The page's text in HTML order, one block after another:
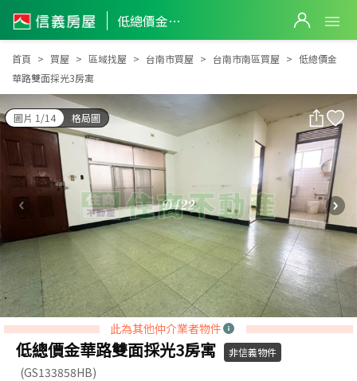
低總價金華路雙面採光3房寓
低總價金華路雙面採光3房寓
首頁 買屋 區域找屋 台南市買屋 台南市南區買屋
低總價金
華路雙面採光3房寓
圖片 1/14 格局圖
此為其他仲介業者物件
低總價金華路雙面採光3房寓 非信義物件
(GS133858HB)